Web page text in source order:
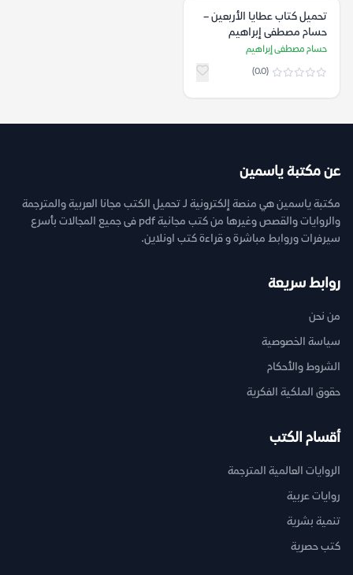
تحميل كتاب عطايا الأربعين –
حسام مصطفى إبراهيم
حسام مصطفى إبراهيم
(0.0)
عن مكتبة ياسمين
مكتبة ياسمين هي منصة إلكترونية لـ تحميل الكتب مجانا العربية والمترجمة
والروايات والقصص وغيرها من كتب مجانية pdf فى جميع المجالات بأسرع
سيرفرات وروابط مباشرة و قراءة كتب اونلاين.
روابط سريعة
من نحن
سياسة الخصوصية
الشروط والأحكام
حقوق الملكية الفكرية
أقسام الكتب
الروايات العالمية المترجمة
روايات عربية
تنمية بشرية
كتب حصرية